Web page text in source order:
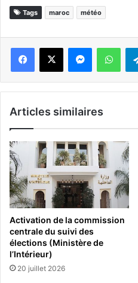
Tags maroc météo
WhatsApp
Articles similaires
Activation de la commission
centrale du suivi des
élections (Ministère de
l’Intérieur)
20 juillet 2026